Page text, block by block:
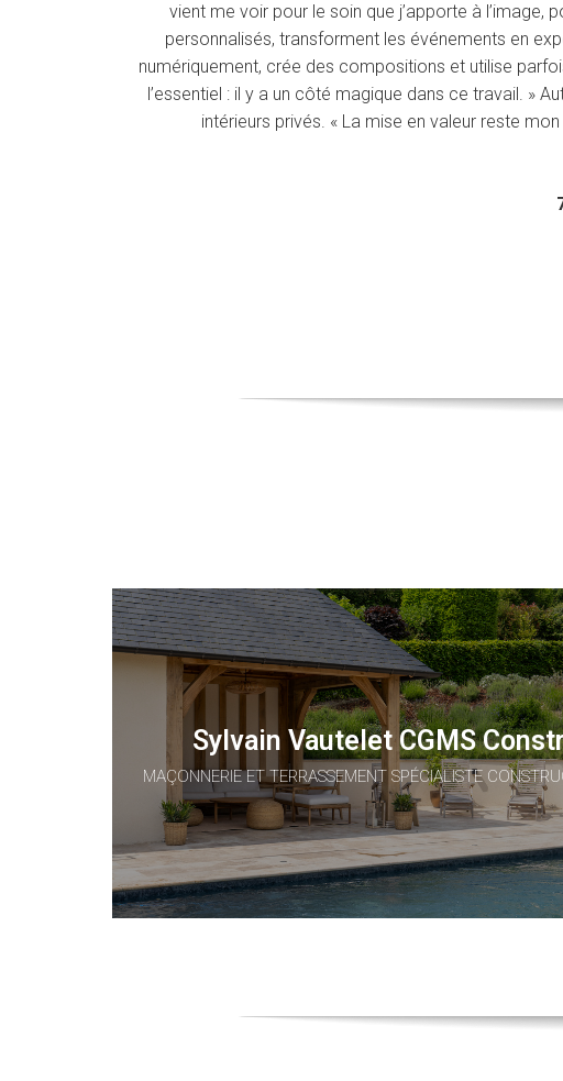
vient me voir pour le soin que j’apporte à l’image,
personnalisés, transforment les événements en
numériquement, crée des compositions et utilise
l’essentiel : il y a un côté magique dans ce travail. »
intérieurs privés. « La mise en valeur reste
Sylvain Vautelet CGMS
MAÇONNERIE ET TERRASSEMENT SPÉCIALISTE